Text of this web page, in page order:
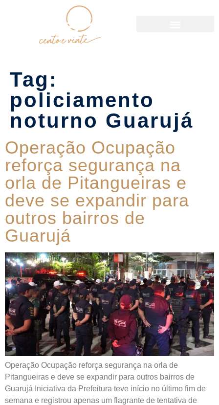
Tag:
policiamento
noturno Guarujá
Operação Ocupação
reforça segurança na
orla de Pitangueiras e
deve se expandir para
outros bairros de
Guarujá
Operação Ocupação reforça segurança na orla de
Pitangueiras e deve se expandir para outros bairros de
Guarujá Iniciativa da Prefeitura teve início no último fim de
semana e registrou apenas um flagrante de tentativa de